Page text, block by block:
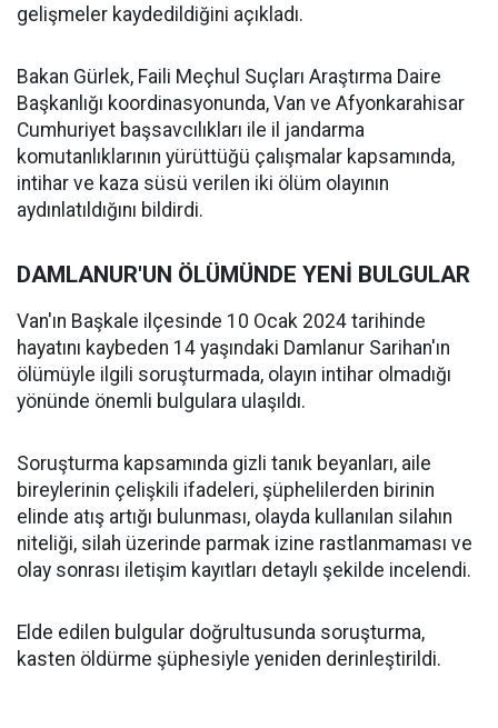
gelişmeler kaydedildiğini açıkladı.
Bakan Gürlek, Faili Meçhul Suçları Araştırma Daire
Başkanlığı koordinasyonunda, Van ve Afyonkarahisar
Cumhuriyet başsavcılıkları ile il jandarma
komutanlıklarının yürüttüğü çalışmalar kapsamında,
intihar ve kaza süsü verilen iki ölüm olayının
aydınlatıldığını bildirdi.
DAMLANUR'UN ÖLÜMÜNDE YENİ BULGULAR
Van'ın Başkale ilçesinde 10 Ocak 2024 tarihinde
hayatını kaybeden 14 yaşındaki Damlanur Sarihan'ın
ölümüyle ilgili soruşturmada, olayın intihar olmadığı
yönünde önemli bulgulara ulaşıldı.
Soruşturma kapsamında gizli tanık beyanları, aile
bireylerinin çelişkili ifadeleri, şüphelilerden birinin
elinde atış artığı bulunması, olayda kullanılan silahın
niteliği, silah üzerinde parmak izine rastlanmaması ve
olay sonrası iletişim kayıtları detaylı şekilde incelendi.
Elde edilen bulgular doğrultusunda soruşturma,
kasten öldürme şüphesiyle yeniden derinleştirildi.